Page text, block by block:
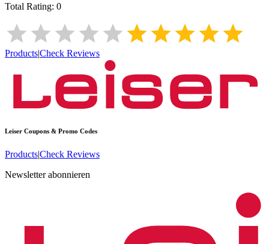
Total Rating: 0
Products|Check Reviews
Leiser Coupons & Promo Codes
ProductsCheck Reviews
Newsletter abonnieren